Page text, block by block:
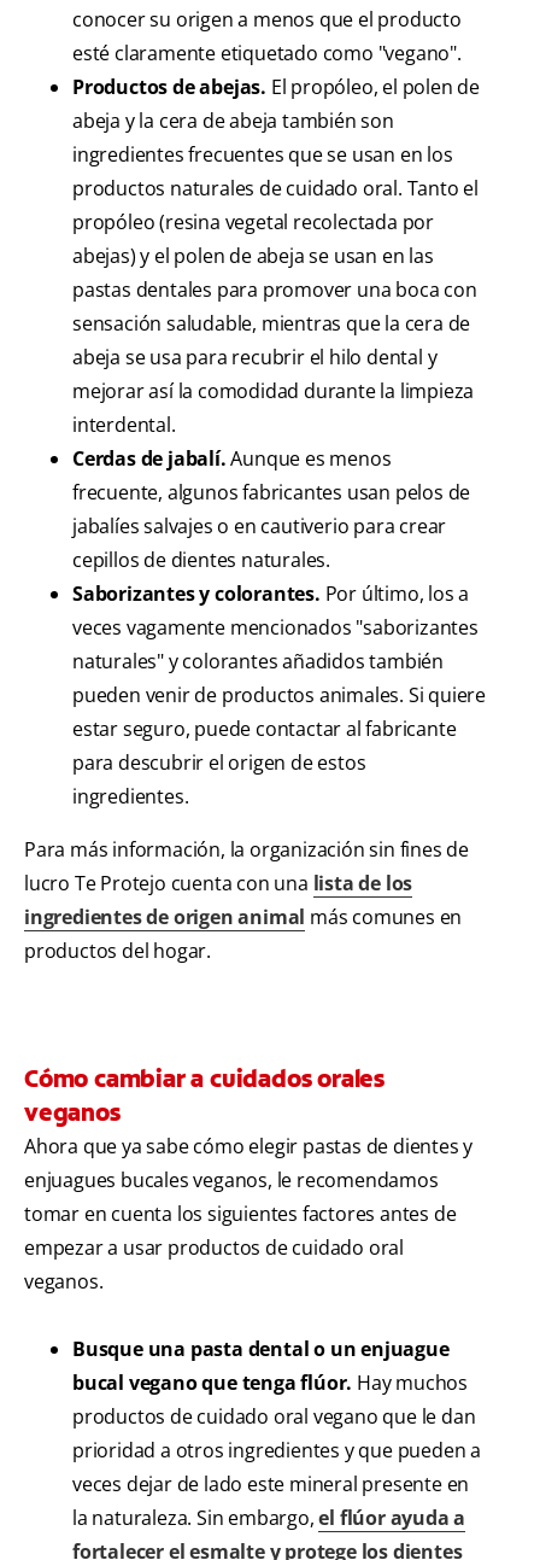
conocer su origen a menos que el producto
esté claramente etiquetado como "vegano".
Productos de abejas. El propóleo, el polen de
abeja y la cera de abeja también son
ingredientes frecuentes que se usan en los
productos naturales de cuidado oral. Tanto el
propóleo (resina vegetal recolectada por
abejas) y el polen de abeja se usan en las
pastas dentales para promover una boca con
sensación saludable, mientras que la cera de
abeja se usa para recubrir el hilo dental y
mejorar así la comodidad durante la limpieza
interdental.
Cerdas de jabalí.Aunque es menos
frecuente, algunos fabricantes usan pelos de
jabalíes salvajes o en cautiverio para crear
cepillos de dientes naturales.
Saborizantes y colorantes. Por último, los a
veces vagamente mencionados "saborizantes
naturales" y colorantes añadidos también
pueden venir de productos animales. Si quiere
estar seguro, puede contactar al fabricante
para descubrir el origen de estos
ingredientes.
Para más información, la organización sin fines de
lucro Te Protejo cuenta con una lista de los
ingredientes de origen animal más comunes en
productos del hogar.
Cómo cambiar a cuidados orales
veganos
Ahora que ya sabe cómo elegir pastas de dientes y
enjuagues bucales veganos, le recomendamos
tomar en cuenta los siguientes factores antes de
empezar a usar productos de cuidado oral
veganos.
Busque una pasta dental o un enjuague
bucal vegano que tenga flúor. Hay muchos
productos de cuidado oral vegano que le dan
prioridad a otros ingredientes y que pueden a
veces dejar de lado este mineral presente en
la naturaleza. Sin embargo,el flúor ayuda a
fortalecer el esmalte y protege los dientes